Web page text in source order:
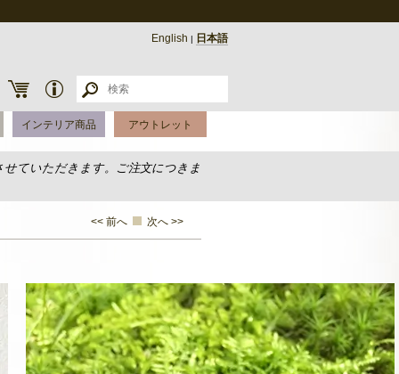
English | 日本語
インテリア商品 アウトレット
せていただきます。ご注文につきま
<< 前へ 次へ >>